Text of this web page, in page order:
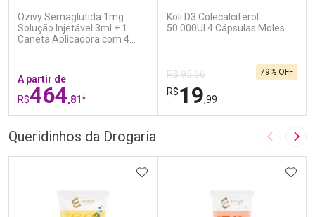
Ozivy Semaglutida 1mg
Solução Injetável 3ml + 1
Caneta Aplicadora com 4
A partir de
R$464,81*
Koli D3 Colecalciferol
50.000UI 4 Cápsulas Moles
R$ 95,66
R$19,99
79% OFF
Queridinhos da Drogaria Imagem
ADICIONAR AOS FAVORITOS